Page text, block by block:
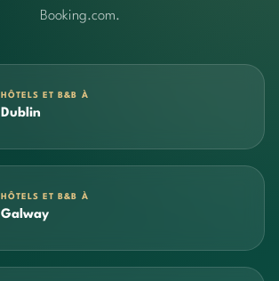
Booking.com.
HÔTELS ET B&B À
Dublin
HÔTELS ET B&B À
Galway